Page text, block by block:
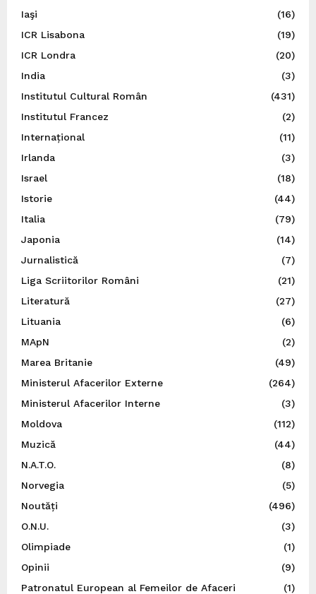
Iaşi
(16)
ICR Lisabona
(19)
ICR Londra
(20)
India
(3)
Institutul Cultural Român
(431)
Institutul Francez
(2)
Internațional
(11)
Irlanda
(3)
Israel
(18)
Istorie
(44)
Italia
(79)
Japonia
(14)
Jurnalistică
(7)
Liga Scriitorilor Români
(21)
Literatură
(27)
Lituania
(6)
MApN
(2)
Marea Britanie
(49)
Ministerul Afacerilor Externe
(264)
Ministerul Afacerilor Interne
(3)
Moldova
(112)
Muzică
(44)
N.A.T.O.
(8)
Norvegia
(5)
Noutăți
(496)
O.N.U.
(3)
Olimpiade
(1)
Opinii
(9)
Patronatul European al Femeilor de Afaceri
(1)